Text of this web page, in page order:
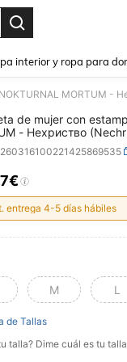
interior y ropa para
MORTUM -
de mujer con
- Нехриство
AND
entrega 4-5 días hábiles
M L
de Tallas
talla? Dime cuál es tu talla